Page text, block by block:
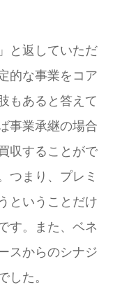
と返していただ
的な事業をコア
もあると答えて
事業承継の場合
収することがで
つまり、プレミ
ということだけ
す。また、ベネ
スからのシナジ
した。